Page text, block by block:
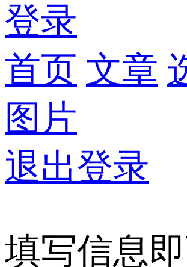
登录
首页 文章
图片
退出登录
填写信息